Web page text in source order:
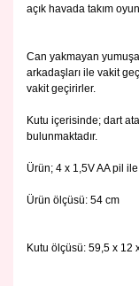
açık havada takım
Can yakmayan
arkadaşları ile vakit
vakit geçirirler.
Kutu içerisinde; dart
bulunmaktadır.
Ürün; 4 x 1,5V AA pil
Ürün ölçüsü: 54 cm
Kutu ölçüsü: 59,5 x 12